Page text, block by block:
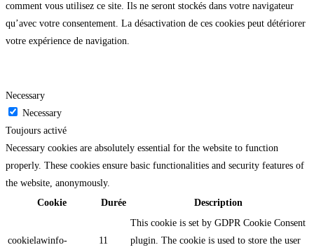
comment vous utilisez ce site. Ils ne seront stockés dans votre navigateur
qu’avec votre consentement. La désactivation de ces cookies peut détériorer
votre expérience de navigation.
Necessary
Necessary
Toujours activé
Necessary cookies are absolutely essential for the website to function
properly. These cookies ensure basic functionalities and security features of
the website, anonymously.
Cookie
Durée Description
cookielawinfo-
11
This cookie is set by GDPR Cookie Consent
plugin. The cookie is used to store the user